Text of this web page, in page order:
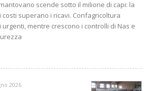
scende sotto il milione di capi: la
costi superano i ricavi. Confagricoltura
mentre crescono i controlli di Nas e
2026